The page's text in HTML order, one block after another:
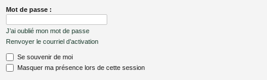
Mot de passe :
J’ai oublié mon mot de passe
Renvoyer le courriel d’activation
Se souvenir de moi
Masquer ma présence lors de cette session